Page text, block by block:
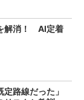
解消！ AI定着
路線だった」